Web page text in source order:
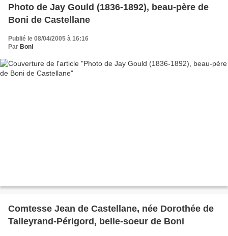
Photo de Jay Gould (1836-1892), beau-père de
Boni de Castellane
Publié le 08/04/2005 à 16:16
Par Boni
Comtesse Jean de Castellane, née Dorothée de
Talleyrand-Périgord, belle-soeur de Boni